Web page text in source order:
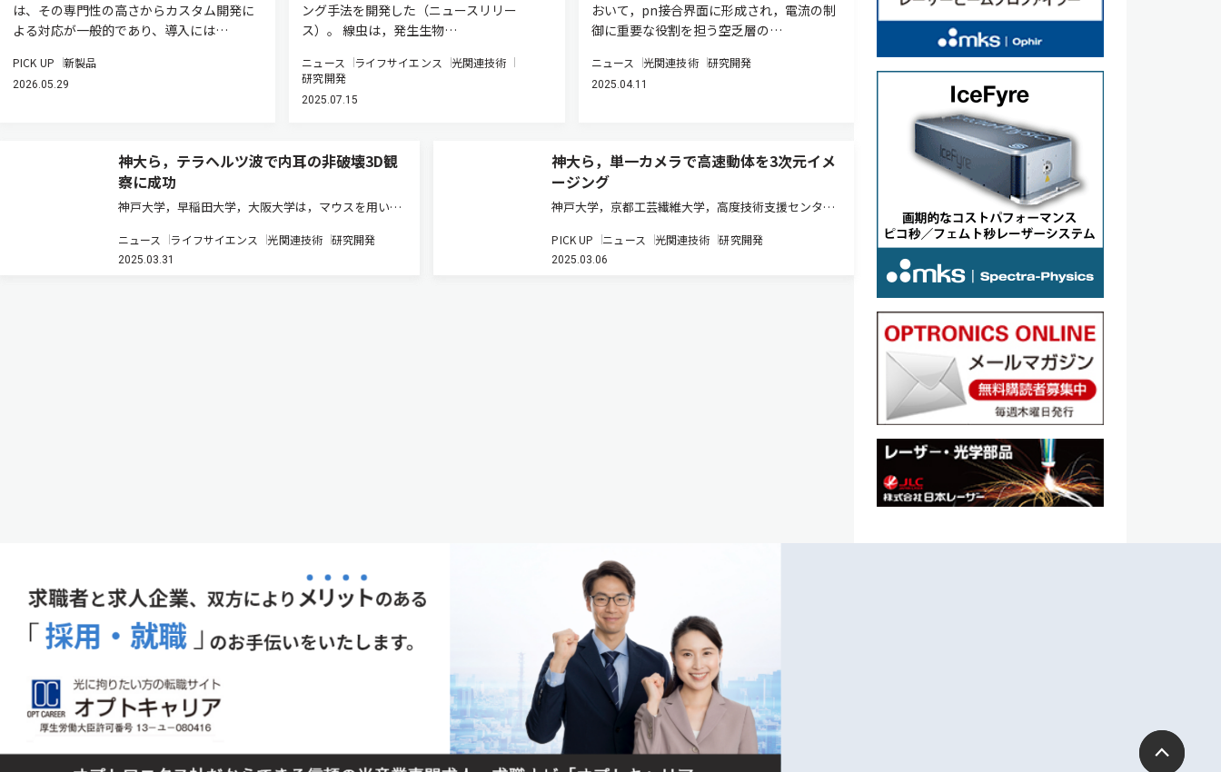
は、その専門性の高さからカスタム開発に
よる対応が一般的であり、導入には…
PICK UP 新製品
2026.05.29
ング手法を開発した（ニュースリリー
ス）。 線虫は，発生生物…
ニュース ライフサイエンス
光関連技術
研究開発
2025.07.15
おいて，pn接合界面に形成され，電流の制
御に重要な役割を担う空乏層の…
ニュース 光関連技術 研究開発
2025.04.11
神大ら，テラヘルツ波で内耳の非破壊3D観
察に成功
神戸大学，早稲田大学，大阪大学は，マウスを用いた
る耳の器官である「内耳蝸牛」のマイクロメートルス
ケールの小さな内部構造を3次元で非破壊観察するこ
ニュース ライフサイエンス 光関連技術 研究開発
2025.03.31
神大ら，単一カメラで高速動体を3次元イメ
ージング
神戸大学，京都工芸繊維大学，高度技術支援センタ
ダイオード（LED）からの光や自然光による照明，あ
るいは物体自体が発する光など可干渉性の低い光に対
PICK UP ニュース 光関連技術 研究開発
2025.03.06